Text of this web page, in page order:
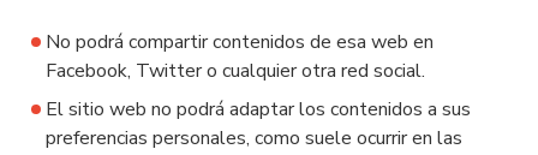
No podrá compartir contenidos de esa web en
Facebook, Twitter o cualquier otra red social.
El sitio web no podrá adaptar los contenidos a sus
preferencias personales, como suele ocurrir en las